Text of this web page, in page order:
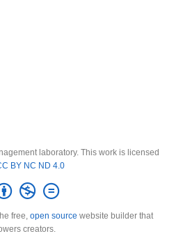
laboratory. This work is licensed
BY NC ND 4.0
free, open source website builder that
creators.